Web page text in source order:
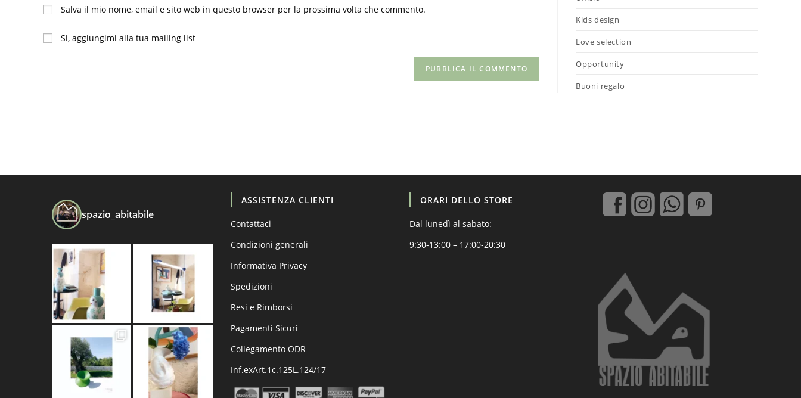
tuo
nome
o
indirizzo
Salva il mio nome, email e sito web in questo browser per la prossima volta che commento.
Si, aggiungimi alla tua mailing list
Kids design
Love selection
Opportunity
Buoni regalo
spazio_abitabile
ASSISTENZA CLIENTI
Contattaci
Condizioni generali
Informativa Privacy
Spedizioni
Resi e Rimborsi
Pagamenti Sicuri
Collegamento ODR
Inf.exArt.1c.125L.124/17
ORARI DELLO STORE
Dal lunedì al sabato:
9:30-13:00 – 17:00-20:30